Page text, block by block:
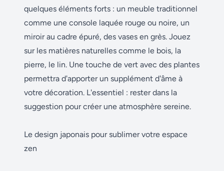
quelques éléments forts : un meuble traditionnel
comme une console laquée rouge ou noire, un
miroir au cadre épuré, des vases en grès. Jouez
sur les matières naturelles comme le bois, la
pierre, le lin. Une touche de vert avec des plantes
permettra d'apporter un supplément d'âme à
votre décoration. L'essentiel : rester dans la
suggestion pour créer une atmosphère sereine.
Le design japonais pour sublimer votre espace
zen